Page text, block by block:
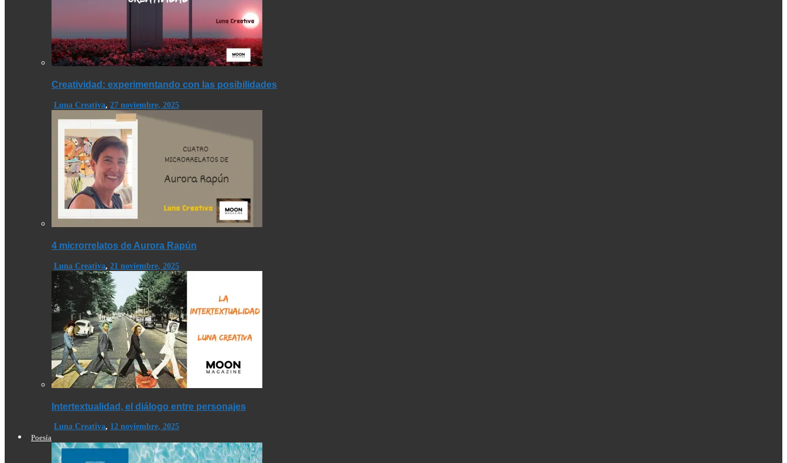
Creatividad: experimentando con las posibilidades
Luna Creativa, 27 noviembre, 2025
4 microrrelatos de Aurora Rapún
Luna Creativa, 21 noviembre, 2025
Intertextualidad, el diálogo entre personajes
Luna Creativa, 12 noviembre, 2025
Poesía